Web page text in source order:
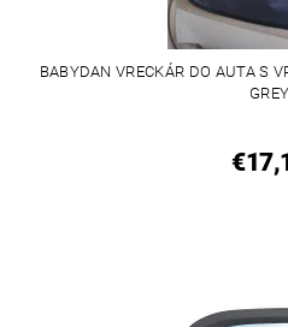
BABYDAN VRECKÁR DO AUTA S
GREY